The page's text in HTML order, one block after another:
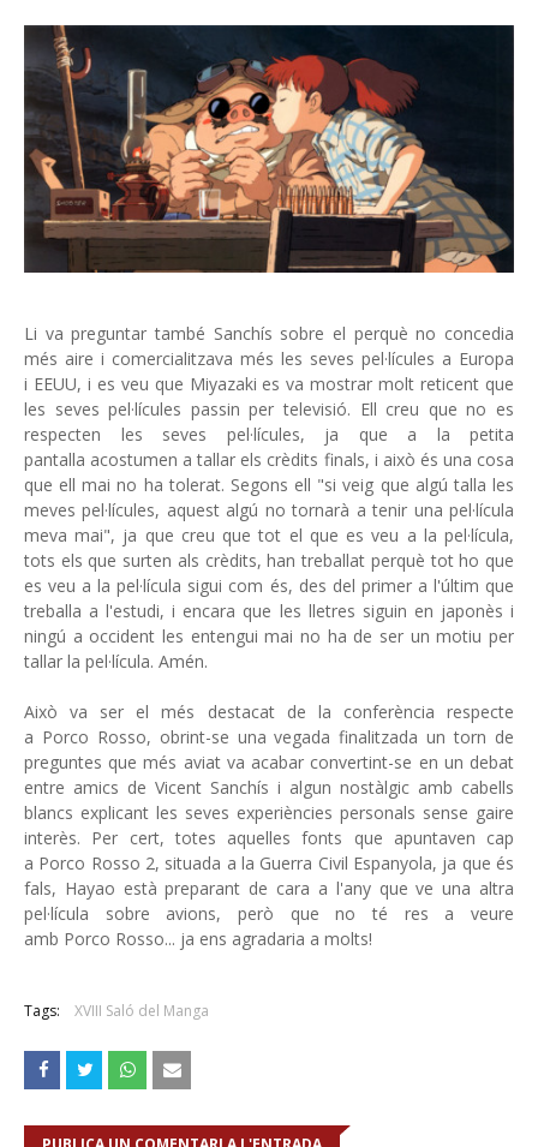
Li va preguntar també Sanchís sobre el perquè no concedia
més aire i comercialitzava més les seves pel·lícules a Europa
i EEUU, i es veu que Miyazaki es va mostrar molt reticent que
les seves pel·lícules passin per televisió. Ell creu que no es
respecten les seves pel·lícules, ja que a la petita
pantalla acostumen a tallar els crèdits finals, i això és una cosa
que ell mai no ha tolerat. Segons ell "si veig que algú talla les
meves pel·lícules, aquest algú no tornarà a tenir una pel·lícula
meva mai", ja que creu que tot el que es veu a la pel·lícula,
tots els que surten als crèdits, han treballat perquè tot ho que
es veu a la pel·lícula sigui com és, des del primer a l'últim que
treballa a l'estudi, i encara que les lletres siguin en japonès i
ningú a occident les entengui mai no ha de ser un motiu per
tallar la pel·lícula. Amén.
Això va ser el més destacat de la conferència respecte
a Porco Rosso, obrint-se una vegada finalitzada un torn de
preguntes que més aviat va acabar convertint-se en un debat
entre amics de Vicent Sanchís i algun nostàlgic amb cabells
blancs explicant les seves experiències personals sense gaire
interès. Per cert, totes aquelles fonts que apuntaven cap
a Porco Rosso 2, situada a la Guerra Civil Espanyola, ja que és
fals, Hayao està preparant de cara a l'any que ve una altra
pel·lícula sobre avions, però que no té res a veure
amb Porco Rosso... ja ens agradaria a molts!
Tags: XVIII Saló del Manga